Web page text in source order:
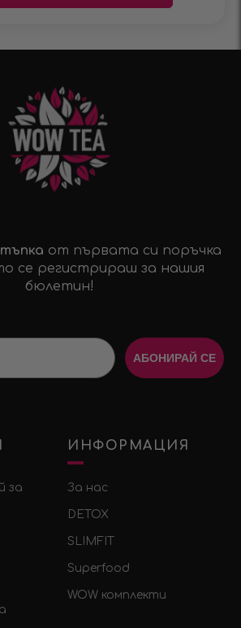
от първата си поръчка
се регистрираш за нашия
бюлетин!
АБОНИРАЙ СЕ
за
ИНФОРМАЦИЯ
За нас
DETOX
SLIMFIT
Superfood
WOW комплекти